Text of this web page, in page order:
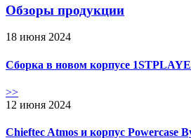
Обзоры продукции
18 июня 2024
Сборка в новом корпусе
>>
12 июня 2024
Chieftec Atmos и корпус Powercase